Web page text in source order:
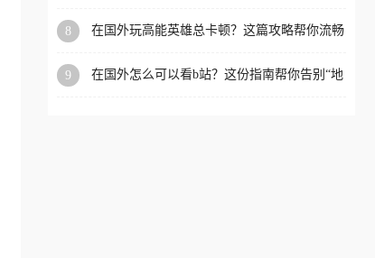
8
在国外玩高能英雄总卡顿？这篇攻略帮你流畅
9
在国外怎么可以看b站？这份指南帮你告别“地